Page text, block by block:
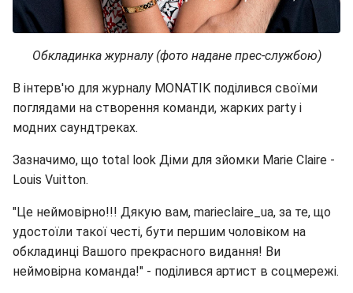
Обкладинка журналу (фото надане прес-службою)
В інтерв'ю для журналу MONATIK поділився своїми
поглядами на створення команди, жарких party і
модних саундтреках.
Зазначимо, що total look Діми для зйомки Marie Claire -
Louis Vuitton.
"Це неймовірно!!! Дякую вам, marieclaire_ua, за те, що
удостоїли такої честі, бути першим чоловіком на
обкладинці Вашого прекрасного видання! Ви
неймовірна команда!" - поділився артист в соцмережі.